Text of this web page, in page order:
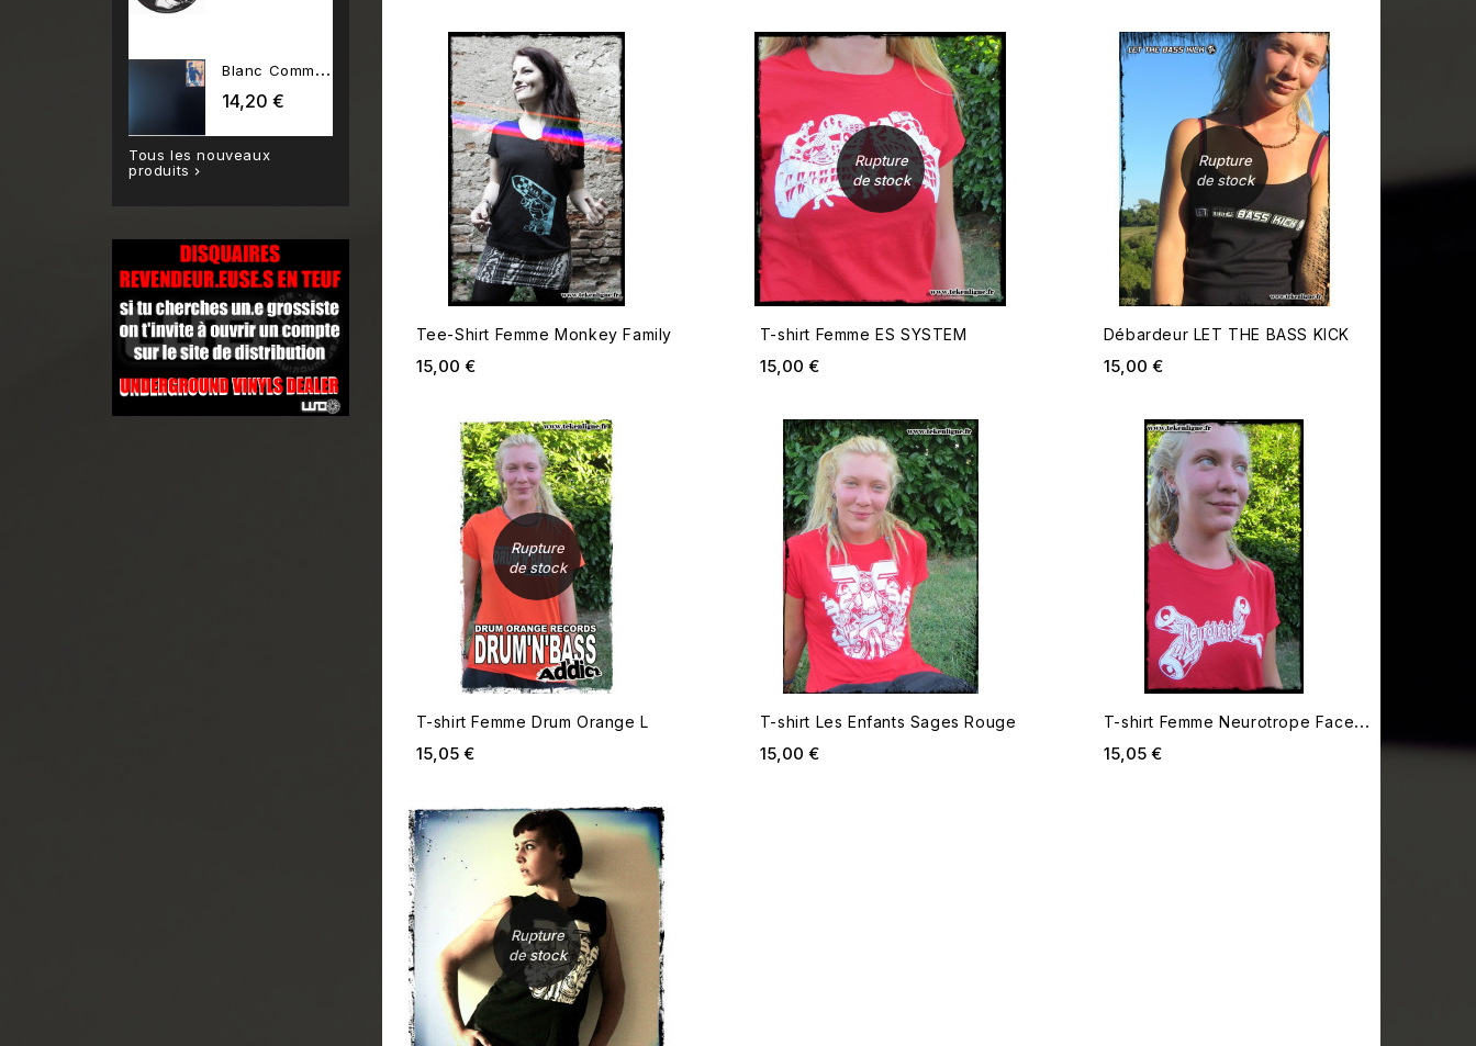
Blanc Comme
Neige 01
14,20 €
Tous les nouveaux
produits 
AJOUTER AU PANIER
Tee-Shirt Femme Monkey Family
15,00 €Prix
Rupture
de stock
RUPTURE DE STOCK
T-shirt Femme ES SYSTEM
15,00 €Prix
Rupture
de stock
Débardeur LET THE BASS KICK
15,00 €Prix
Rupture
de stock
RUPTURE DE STOCK
T-shirt Femme Drum Orange L
15,05 €Prix
AJOUTER AU PANIER
T-shirt Les Enfants Sages Rouge
15,00 €Prix
T-shirt Femme Neurotrope Face
Rouge L
15,05 €Prix
Rupture
de stock